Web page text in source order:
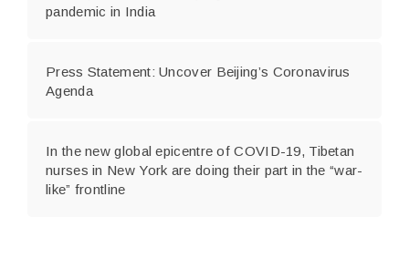
pandemic in India
Press Statement: Uncover Beijing’s Coronavirus
Agenda
In the new global epicentre of COVID-19, Tibetan
nurses in New York are doing their part in the “war-
like” frontline